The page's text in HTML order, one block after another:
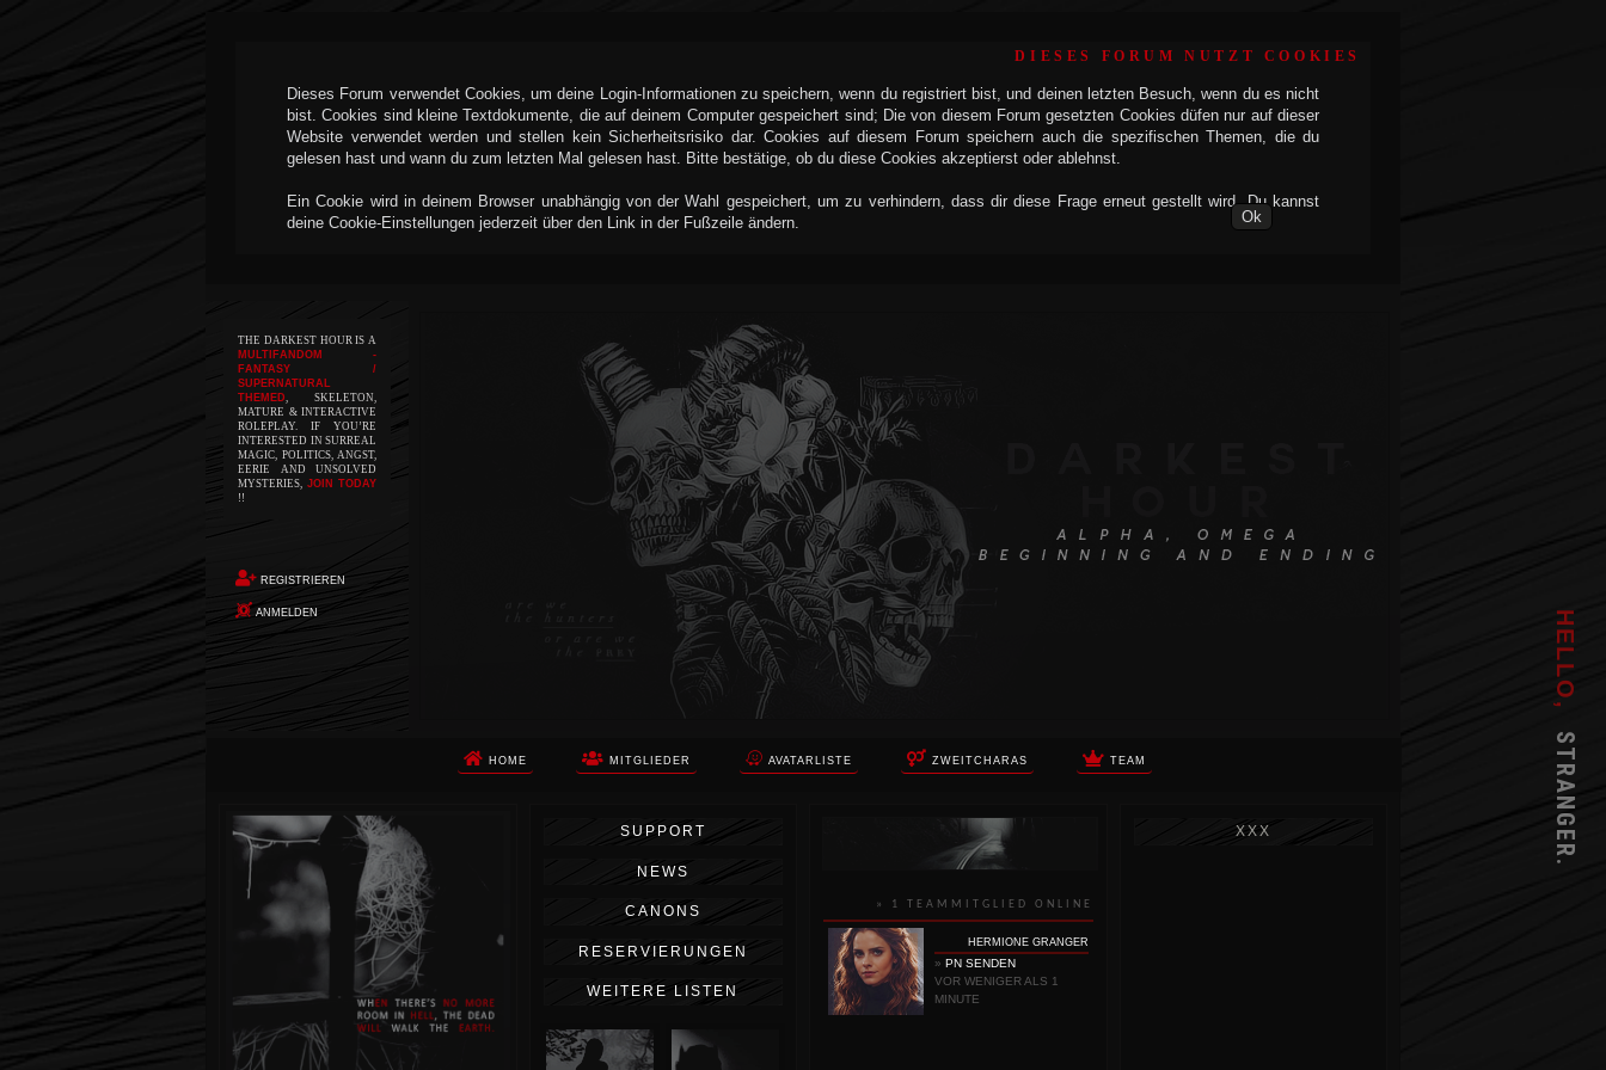
DIESES FORUM NUTZT COOKIES
Dieses Forum verwendet Cookies, um deine Login-Informationen zu speichern, wenn du registriert bist, und deinen letzten Besuch, wenn du es nicht
bist. Cookies sind kleine Textdokumente, die auf deinem Computer gespeichert sind; Die von diesem Forum gesetzten Cookies düfen nur auf dieser
Website verwendet werden und stellen kein Sicherheitsrisiko dar. Cookies auf diesem Forum speichern auch die spezifischen Themen, die du
gelesen hast und wann du zum letzten Mal gelesen hast. Bitte bestätige, ob du diese Cookies akzeptierst oder ablehnst.
Ein Cookie wird in deinem Browser unabhängig von der Wahl gespeichert, um zu verhindern, dass dir diese Frage erneut gestellt wird. Du kannst
deine Cookie-Einstellungen jederzeit über den Link in der Fußzeile ändern.
THE DARKEST HOUR IS A
MULTIFANDOM -
FANTASY /
SUPERNATURAL
THEMED, SKELETON,
MATURE & INTERACTIVE
ROLEPLAY. IF YOU’RE
INTERESTED IN SURREAL
MAGIC, POLITICS, ANGST,
EERIE AND UNSOLVED
MYSTERIES, JOIN TODAY
!!
REGISTRIEREN
ANMELDEN HELLO,
STRANGER.
HOME MITGLIEDER AVATARLISTE ZWEITCHARAS TEAM
Die Apokalypse. Das ist das Wort,
das Ihnen in den Sinn kommt, als
Sie auf dem Boden aufwachen, Ihr
Körper schmerzt und Ihr Geist
wird von alptraumhaften
Erinnerungen überflutet. Vor
wenigen Augenblicken hatten Sie
noch ein ruhiges Leben geführt.
Dann begann die Erde unter Ihren
Füßen zu beben. Um Sie herum
stürzte alles ein. Die Berge
zerbrachen. Die Städte waren
nicht mehr. Die Ozeane
SUPPORT
NEWS
CANONS
RESERVIERUNGEN
WEITERE LISTEN
» 1 TEAMMITGLIED ONLINE
HERMIONE GRANGER
» PN SENDEN
VOR WENIGER ALS 1
MINUTE
XXX